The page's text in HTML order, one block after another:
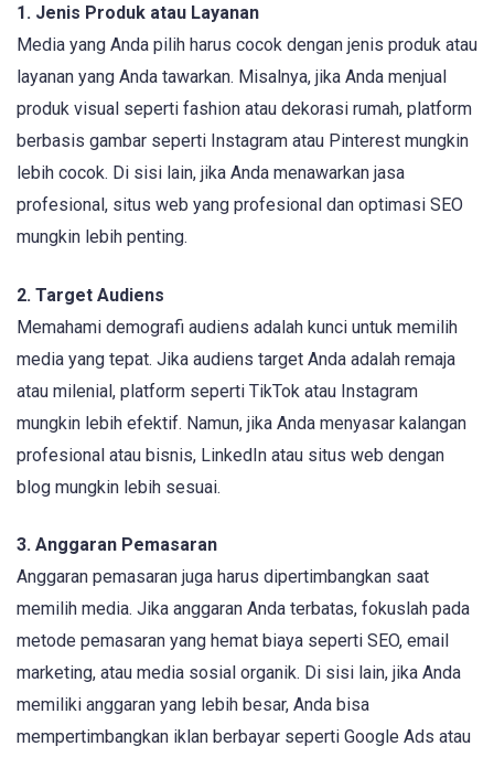
1. Jenis Produk atau Layanan
Media yang Anda pilih harus cocok dengan jenis produk atau
layanan yang Anda tawarkan. Misalnya, jika Anda menjual
produk visual seperti fashion atau dekorasi rumah, platform
berbasis gambar seperti Instagram atau Pinterest mungkin
lebih cocok. Di sisi lain, jika Anda menawarkan jasa
profesional, situs web yang profesional dan optimasi SEO
mungkin lebih penting.
2. Target Audiens
Memahami demografi audiens adalah kunci untuk memilih
media yang tepat. Jika audiens target Anda adalah remaja
atau milenial, platform seperti TikTok atau Instagram
mungkin lebih efektif. Namun, jika Anda menyasar kalangan
profesional atau bisnis, LinkedIn atau situs web dengan
blog mungkin lebih sesuai.
3. Anggaran Pemasaran
Anggaran pemasaran juga harus dipertimbangkan saat
memilih media. Jika anggaran Anda terbatas, fokuslah pada
metode pemasaran yang hemat biaya seperti SEO, email
marketing, atau media sosial organik. Di sisi lain, jika Anda
memiliki anggaran yang lebih besar, Anda bisa
mempertimbangkan iklan berbayar seperti Google Ads atau